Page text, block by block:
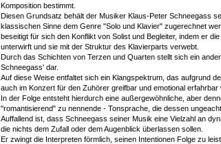
Komposition bestimmt.
Diesen Grundsatz behält der Musiker Klaus-Peter Schneegass
klassischen Sinne dem Genre "Solo und Klavier" zugerechnet
beseitigt für sich den Konflikt von Solist und Begleiter, indem er
unterwirft und sie mit der Struktur des Klavierparts verwebt.
Durch das Schichten von Terzen und Quarten stellt sich ein
Schneegass' dar.
Auf diese Weise entfaltet sich ein Klangspektrum, das aufgrund
auch im Konzert für den Zuhörer greifbar und emotional erfahrbar
In der Folge entsteht hierdurch eine außergewöhnliche, aber
"romantisierend" zu nennende - Tonsprache, die dessen
Auffallend ist, dass Schneegass seiner Musik eine Vielzahl an
die nichts dem Zufall oder dem Augenblick überlassen sollen.
Er zwingt die Interpreten förmlich, seinen Intentionen Folge zu